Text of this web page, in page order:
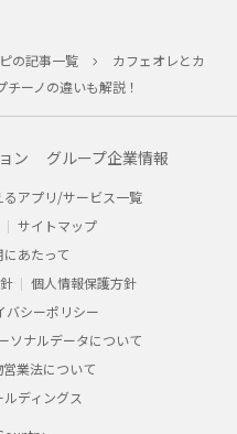
の記事一覧
カフェオレとカ
ーノの違いも解説！
ン グループ企業情報
るアプリ/サービス一覧
サイトマップ
あたって
個人情報保護方針
バシーポリシー
ソナルデータについて
業法について
ディングス